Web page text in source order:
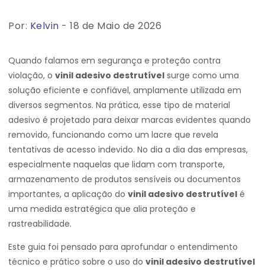
Por: Kelvin - 18 de Maio de 2026
Quando falamos em segurança e proteção contra
violação, o vinil adesivo destrutível surge como uma
solução eficiente e confiável, amplamente utilizada em
diversos segmentos. Na prática, esse tipo de material
adesivo é projetado para deixar marcas evidentes quando
removido, funcionando como um lacre que revela
tentativas de acesso indevido. No dia a dia das empresas,
especialmente naquelas que lidam com transporte,
armazenamento de produtos sensíveis ou documentos
importantes, a aplicação do vinil adesivo destrutível é
uma medida estratégica que alia proteção e
rastreabilidade.
Este guia foi pensado para aprofundar o entendimento
técnico e prático sobre o uso do vinil adesivo destrutível